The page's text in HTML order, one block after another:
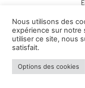
À
© L'assurance en
Nous utilisons des
expérience sur notre
utiliser ce site, nous
satisfait.
Options des cookies